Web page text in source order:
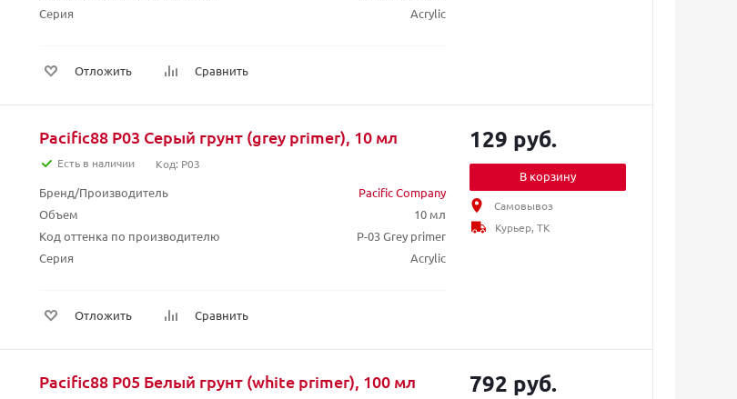
Серия
Acrylic
Отложить Сравнить
Pacific88 P03 Серый грунт (grey primer), 10 мл
Есть в наличии Код: P03
Бренд/Производитель
Pacific Company
Объем
10 мл
Код оттенка по производителю
P-03 Grey primer
Серия
Acrylic
Отложить Сравнить
129 руб.
В корзину
Самовывоз
Курьер, ТК
Pacific88 P05 Белый грунт (white primer), 100 мл 792 руб.